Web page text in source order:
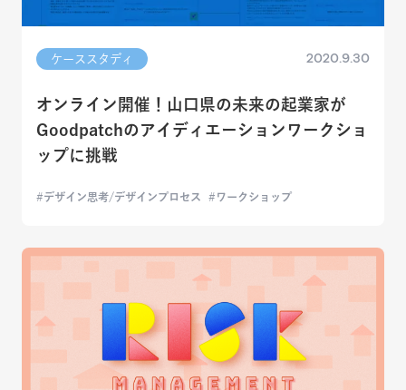
ケーススタディ 2020.9.30
オンライン開催！山口県の未来の起業家が
Goodpatchのアイディエーションワークショ
ップに挑戦
デザイン思考/デザインプロセス ワークショップ